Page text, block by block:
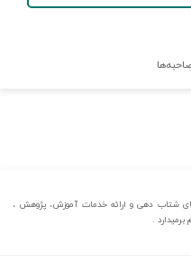
شتاب دهی و ارائه خدمات آموزش، پژوهش ،
.